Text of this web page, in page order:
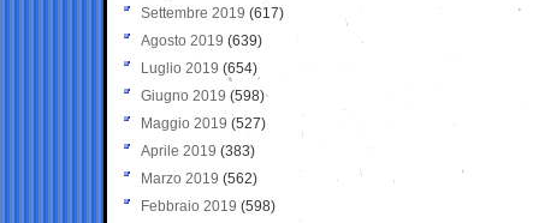
Settembre 2019 (617)
Agosto 2019 (639)
Luglio 2019 (654)
Giugno 2019 (598)
Maggio 2019 (527)
Aprile 2019 (383)
Marzo 2019 (562)
Febbraio 2019 (598)